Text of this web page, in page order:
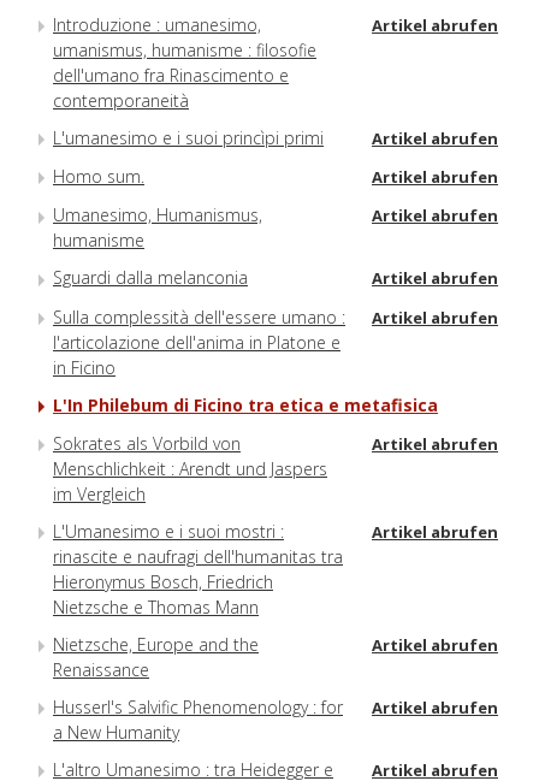
Introduzione : umanesimo,
umanismus, humanisme : filosofie
dell'umano fra Rinascimento e
contemporaneità
Artikel abrufen
L'umanesimo e i suoi princìpi primi Artikel abrufen
Homo sum. Artikel abrufen
Umanesimo, Humanismus,
humanisme
Artikel abrufen
Sguardi dalla melanconia Artikel abrufen
Sulla complessità dell'essere umano :
l'articolazione dell'anima in Platone e
in Ficino
Artikel abrufen
L'In Philebum di Ficino tra etica e metafisica
Sokrates als Vorbild von
Menschlichkeit : Arendt und Jaspers
im Vergleich
Artikel abrufen
L'Umanesimo e i suoi mostri :
rinascite e naufragi dell'humanitas tra
Hieronymus Bosch, Friedrich
Nietzsche e Thomas Mann
Artikel abrufen
Nietzsche, Europe and the
Renaissance
Artikel abrufen
Husserl's Salvific Phenomenology : for
a New Humanity
Artikel abrufen
L'altro Umanesimo : tra Heidegger e
Artikel abrufen